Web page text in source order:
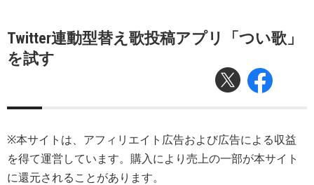
Twitter連動型替え歌投稿アプリ「つい歌」
を試す
※本サイトは、アフィリエイト広告および広告による収益
を得て運営しています。購入により売上の一部が本サイト
に還元されることがあります。